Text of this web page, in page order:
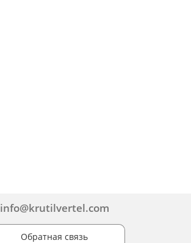
info@krutilvertel.com
Обратная связь